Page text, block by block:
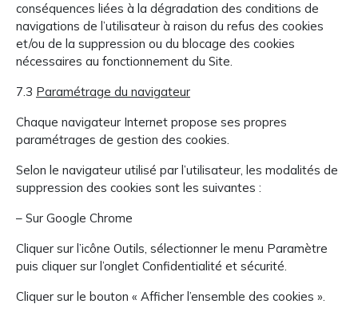
conséquences liées à la dégradation des conditions de
navigations de l’utilisateur à raison du refus des cookies
et/ou de la suppression ou du blocage des cookies
nécessaires au fonctionnement du Site.
7.3 Paramétrage du navigateur
Chaque navigateur Internet propose ses propres
paramétrages de gestion des cookies.
Selon le navigateur utilisé par l’utilisateur, les modalités de
suppression des cookies sont les suivantes :
– Sur Google Chrome
Cliquer sur l’icône Outils, sélectionner le menu Paramètre
puis cliquer sur l’onglet Confidentialité et sécurité.
Cliquer sur le bouton « Afficher l’ensemble des cookies ».